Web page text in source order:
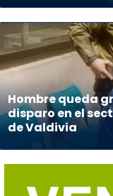
Hombre queda
disparo en el
de Valdivia